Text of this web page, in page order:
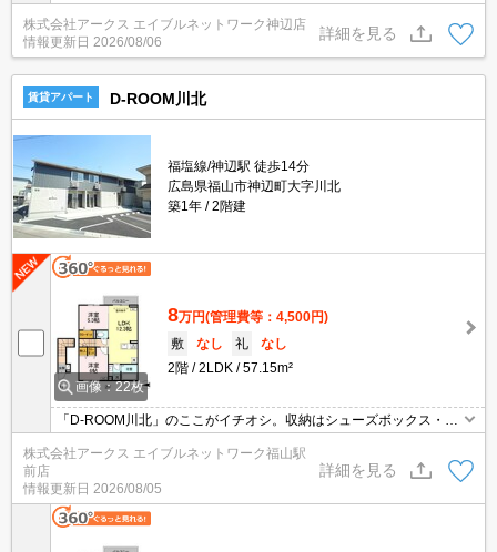
どが備え付けられているので、衣類や日用品の収納に重宝します。
この物件はバルコニー付きで、用途に合わせて活用できます。車に
いたずらされにくい、敷地内駐車場の空きがあります。2LDKのお
株式会社アークス エイブルネットワーク神辺店
情報更新日 2026/08/06
詳細を見る
賃貸アパート D-ROOM川北
福塩線/神辺駅 徒歩14分
広島県福山市神辺町大字川北
築1年
2階建
画像：22枚
8万円(管理費等：4,500円)
敷
なし 礼
なし
2階
2LDK 57.15m²
「D-ROOM川北」のここがイチオシ。収納はシューズボックス・ク
ロゼットなど豊富なので、衣類や履き物の整理がしやすく便利で
す。荷物を注文する時に時間を気にしなくてよくなる宅配ボックス
を共用部に備え付けております。室内設備は浴室乾燥機・洗面所独
立などが揃っており、とても充実しています。
株式会社アークス エイブルネットワーク福山駅
前店
情報更新日 2026/08/05
詳細を見る